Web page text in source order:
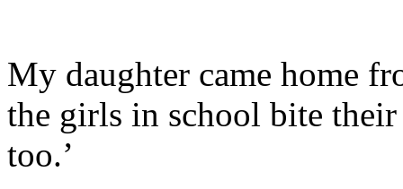
My daughter came home
the girls in school bite
too.’